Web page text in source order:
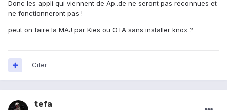
Donc les appli qui viennent de Ap..de ne seront pas reconnues et
ne fonctionneront pas !
peut on faire la MAJ par Kies ou OTA sans installer knox ?
Citer
tefa